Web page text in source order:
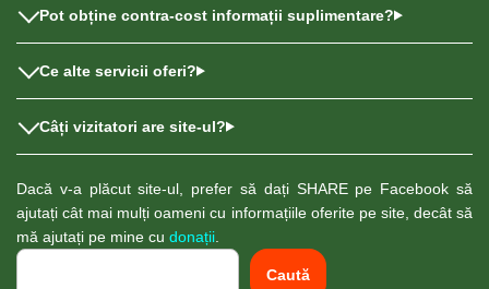
Pot obține contra-cost informații suplimentare?
Ce alte servicii oferi?
Câți vizitatori are site-ul?
Dacă v-a plăcut site-ul, prefer să dați SHARE pe Facebook să
ajutați cât mai mulți oameni cu informațiile oferite pe site, decât să
mă ajutați pe mine cu donații
Caută